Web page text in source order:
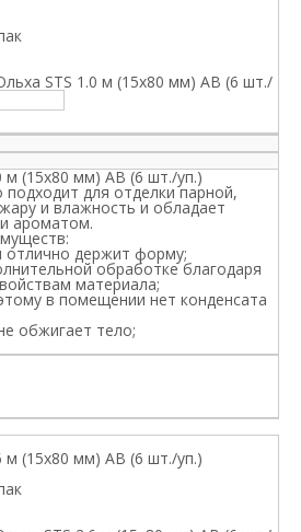
STS 1.0 м (15х80 мм) АВ (6 шт./
м (15х80 мм) АВ (6 шт./уп.)
для отделки парной,
и влажность и обладает
ароматом.
отлично держит форму;
обработке благодаря
материала;
в помещении нет конденсата
обжигает тело;
м (15х80 мм) АВ (6 шт./уп.)